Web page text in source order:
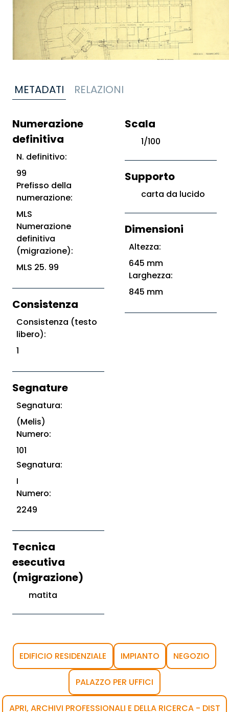
METADATI RELAZIONI
Numerazione
definitiva
N. definitivo:
99
Prefisso della
numerazione:
MLS
Numerazione
definitiva
(migrazione):
MLS 25. 99
Consistenza
Consistenza (testo
libero):
1
Segnature
Segnatura:
(Melis)
Numero:
101
Segnatura:
I
Numero:
2249
Tecnica
esecutiva
(migrazione)
matita
Scala
1/100
Supporto
carta da lucido
Dimensioni
Altezza:
645 mm
Larghezza:
845 mm
EDIFICIO RESIDENZIALE IMPIANTO NEGOZIO
PALAZZO PER UFFICI
APRI, ARCHIVI PROFESSIONALI E DELLA RICERCA - DIST